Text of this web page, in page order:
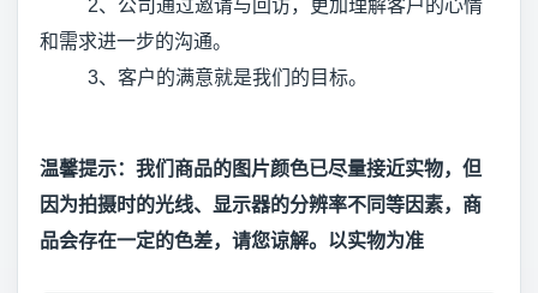
2、公司通过邀请与回访，更加理解客户的心情
和需求进一步的沟通。
3、客户的满意就是我们的目标。
温馨提示：我们商品的图片颜色已尽量接近实物，但
因为拍摄时的光线、显示器的分辨率不同等因素，商
品会存在一定的色差，请您谅解。以实物为准